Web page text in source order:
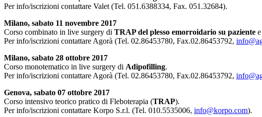
Per info/iscrizioni contattare Valet (Tel. 051.6388334, Fax. 051.32684).
Milano, sabato 11 novembre 2017
Corso combinato in live surgery di TRAP del plesso emorroidario su paziente
Per info/iscrizioni contattare Agorà (Tel. 02.86453780, Fax.02.86453792,
Milano, sabato 28 ottobre 2017
Corso monotematico in live surgery di Adipofilling.
Per info/iscrizioni contattare Agorà (Tel. 02.86453780, Fax.02.86453792,
Genova, sabato 07 ottobre 2017
Corso intensivo teorico pratico di Fleboterapia (TRAP).
Per info/iscrizioni contattare Korpo S.r.l. (Tel. 010.5535006, info@korpo.com).